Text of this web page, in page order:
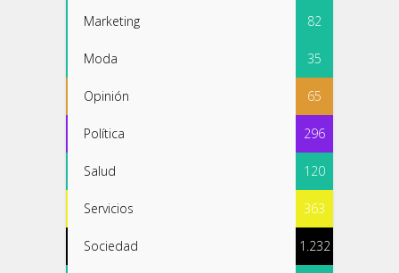
Marketing 82
Moda 35
Opinión 65
Política 296
Salud 120
Servicios 363
Sociedad 1.232